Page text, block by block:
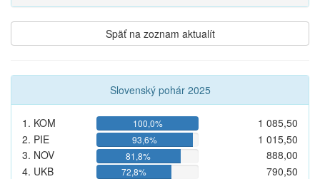
Späť na zoznam aktualít
Slovenský pohár 2025
1. KOM 100,0%
1 085,50
2. PIE
93,6%
1 015,50
3. NOV
81,8%
888,00
4. UKB
72,8%
790,50